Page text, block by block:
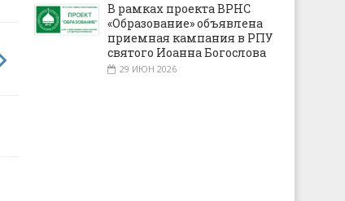
В рамках проекта ВРНС
«Образование» объявлена
приемная кампания в РПУ
святого Иоанна Богослова
29 ИЮН 2026